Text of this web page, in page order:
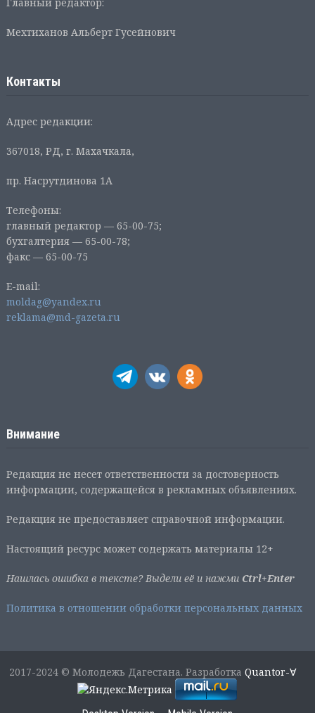
Главный редактор:
Мехтиханов Альберт Гусейнович
Контакты
Адрес редакции:
367018, РД, г. Махачкала,
пр. Насрутдинова 1А
Телефоны:
главный редактор — 65-00-75;
бухгалтерия — 65-00-78;
факс — 65-00-75
E-mail:
moldag@yandex.ru
reklama@md-gazeta.ru
Внимание
Редакция не несет ответственности за достоверность
информации, содержащейся в рекламных объявлениях.
Редакция не предоставляет справочной информации.
Настоящий ресурс может содержать материалы 12+
Нашлась ошибка в тексте? Выдели её и нажми Ctrl+Enter
Политика в отношении обработки персональных данных
2017-2024 © Молодежь Дагестана. РазработкаQuantor-∀